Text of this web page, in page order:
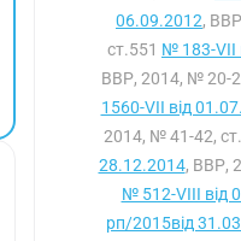
06.09.2012,
ст.551 № 183-VII
ВВР, 2014, № 20-
1560-VII від
2014, № 41-42,
28.12.2014, ВВР,
№ 512-VIII від
рп/2015від